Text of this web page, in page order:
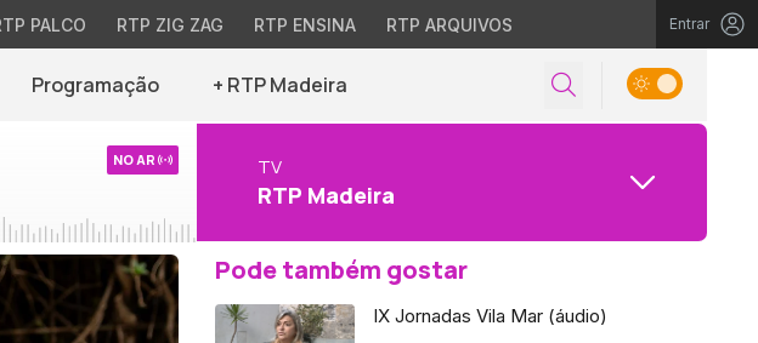
PALCO RTP ZIG ZAG RTP ENSINA RTP ARQUIVOS Entrar
Programação + RTP Madeira
NO AR TV
RTP Madeira
Pode também gostar
IX Jornadas Vila Mar (áudio)